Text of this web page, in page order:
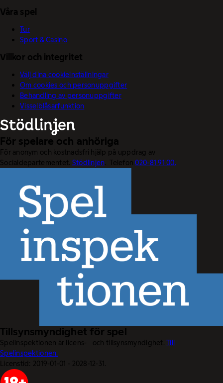
Våra spel
Tur
Sport & Casino
Villkor och integritet
Välj dina cookieinställningar
Om cookies och personuppgifter
Behandling av personuppgifter
Visselblåsarfunktion
För spelare och anhöriga
För anonym och kostnadsfri hjälp på uppdrag av
Socialdepartementet. Stödlinjen. Telefon020-81 91 00.
Tillsynsmyndighet för spel
Spelinspektionen är licens- och tillsynsmyndighet.Till
Spelinspektionen.
Licenstid: 2019-01-01 - 2028-12-31.